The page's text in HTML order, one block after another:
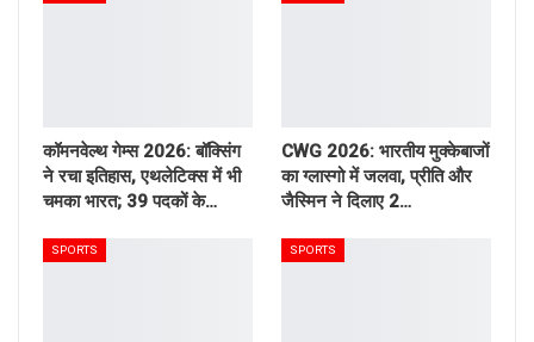
कॉमनवेल्थ गेम्स 2026: बॉक्सिंग
ने रचा इतिहास, एथलेटिक्स में भी
चमका भारत; 39 पदकों के…
CWG 2026: भारतीय मुक्केबाजों
का ग्लास्गो में जलवा, प्रीति और
जैस्मिन ने दिलाए 2…
SPORTS SPORTS